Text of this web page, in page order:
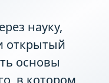
науку,
открытый
основы
в котором